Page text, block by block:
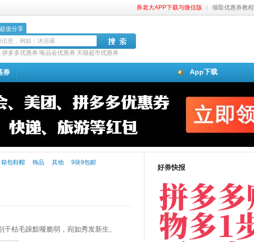
券老大APP下载与微信版 领取优惠券教程
超值分享
拼多多优惠券 唯品会优惠券 天猫超市优惠券
App下载
券
箱包鞋帽 饰品 其他 9块9包邮
枯毛躁黯哑脆弱，宛如秀发新生。
好券快报